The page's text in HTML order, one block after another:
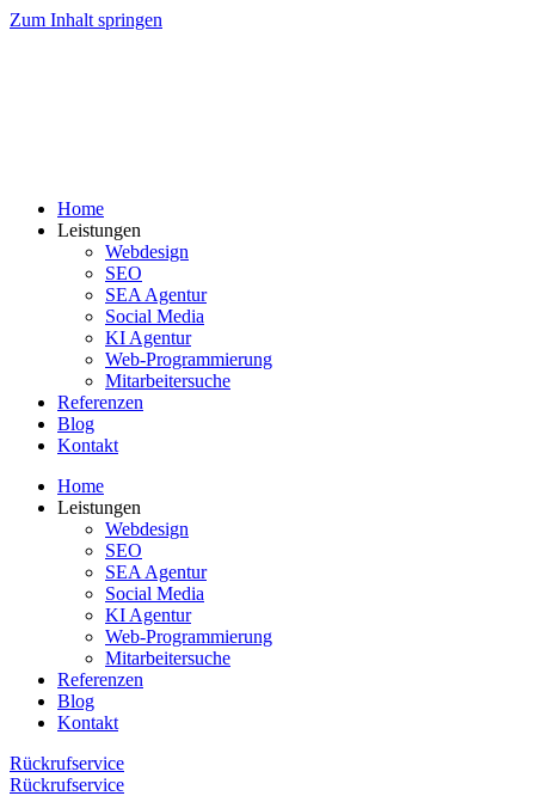
Zum Inhalt springen
Home
Leistungen
Webdesign
SEO
SEA Agentur
Social Media
KI Agentur
Web-Programmierung
Mitarbeitersuche
Referenzen
Blog
Kontakt
Home
Leistungen
Webdesign
SEO
SEA Agentur
Social Media
KI Agentur
Web-Programmierung
Mitarbeitersuche
Referenzen
Blog
Kontakt
Rückrufservice
Rückrufservice